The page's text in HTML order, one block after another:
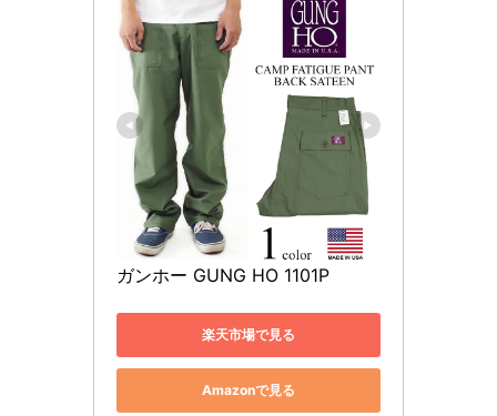
ガンホー GUNG HO 1101P
楽天市場で見る
Amazonで見る